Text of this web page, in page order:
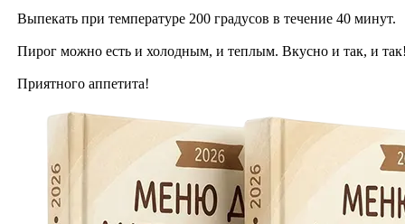
Выпекать при температуре 200 градусов в течение 40 минут.
Пирог можно есть и холодным, и теплым. Вкусно и так, и
Приятного аппетита!